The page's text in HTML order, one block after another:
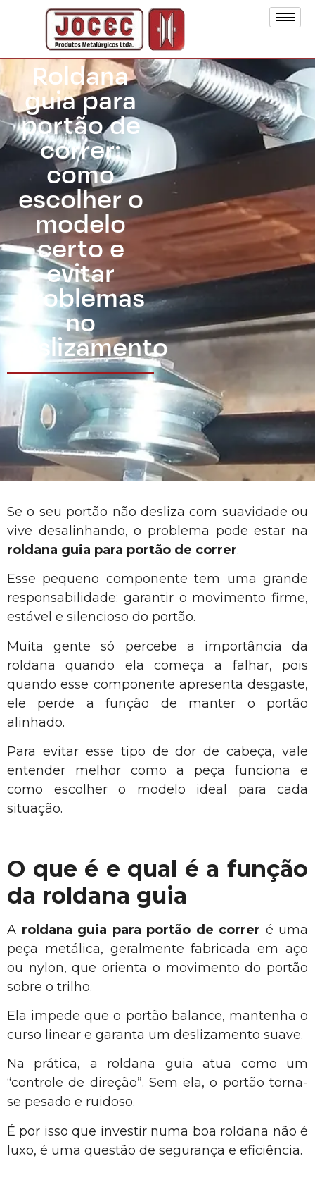
Roldana
guia para
portão de
correr:
como
escolher o
modelo
certo e
evitar
problemas
no
deslizamento
Se o seu portão não desliza com suavidade ou
vive desalinhando, o problema pode estar na
roldana guia para portão de correr.
Esse pequeno componente tem uma grande
responsabilidade: garantir o movimento firme,
estável e silencioso do portão.
Muita gente só percebe a importância da
roldana quando ela começa a falhar, pois
quando esse componente apresenta desgaste,
ele perde a função de manter o portão
alinhado.
Para evitar esse tipo de dor de cabeça, vale
entender melhor como a peça funciona e
como escolher o modelo ideal para cada
situação.
O que é e qual é a função
da roldana guia
A roldana guia para portão de correr é uma
peça metálica, geralmente fabricada em aço
ou nylon, que orienta o movimento do portão
sobre o trilho.
Ela impede que o portão balance, mantenha o
curso linear e garanta um deslizamento suave.
Na prática, a roldana guia atua como um
“controle de direção”. Sem ela, o portão torna-
se pesado e ruidoso.
É por isso que investir numa boa roldana não é
luxo, é uma questão de segurança e eficiência.